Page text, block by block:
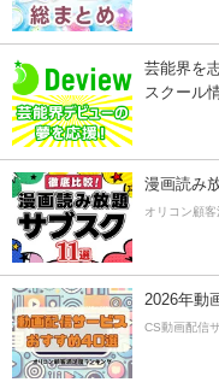
芸能界を
スクール
漫画読み
オリコン顧
2026年動
CS動画配信